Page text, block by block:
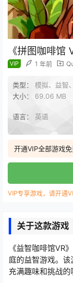
《拼图咖啡
VIP 1 年前
类型： 模拟、益智
大小： 69.06 MB
语言： 英语
开通VIP全部游戏
VIP专享游戏，请开通
关于这款游戏
《益智咖啡馆VR
庭的益智游戏。
充满趣味和挑战的